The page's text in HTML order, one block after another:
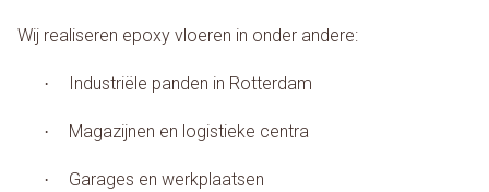
Wij realiseren epoxy vloeren in onder andere:
· Industriële panden in Rotterdam
· Magazijnen en logistieke centra
· Garages en werkplaatsen